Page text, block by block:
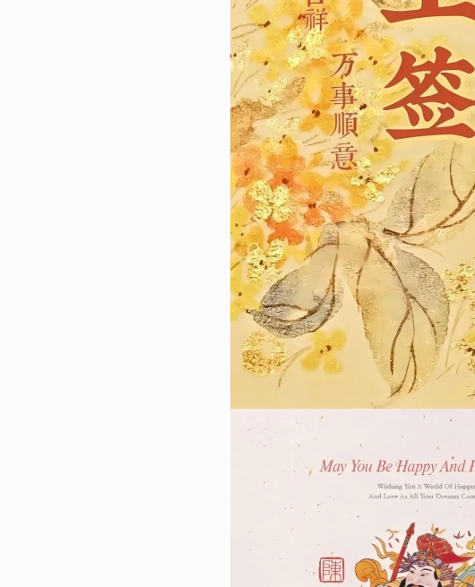
19175 2023-03-01 13:16:12
高清手机壁纸2023最新合集 超温柔又超
耐看皮肤
18650 2023-02-13 17:50:11
2023简单却很酷的聊天背景高清 一定要
换上的聊天背景全面屏
14374 2023-01-07 19:36:09
2023最新版男生最爱的壁纸 适合男生用
的很酷又很高级的壁纸
14093 2023-02-20 10:40:11
2023最潮的好看的全面屏壁纸合集 申请
成为你的新壁纸
13978 2023-01-12 08:12:04
2023国庆节好看全面屏壁纸带字 如果奇
迹有颜色那么一定是中国红